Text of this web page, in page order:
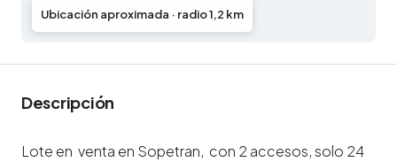
Ubicación aproximada · radio 1,2 km
Descripción
Lote en venta en Sopetran, con 2 accesos, solo 24